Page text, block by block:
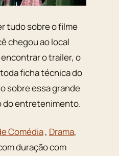
tudo sobre o filme
chegou ao local
o trailer, o
ficha técnica do
sobre essa grande
do entretenimento.
Comédia, Drama,
duração com